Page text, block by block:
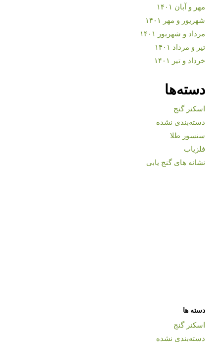
مهر و آبان ۱۴۰۱
شهریور و مهر ۱۴۰۱
مرداد و شهریور ۱۴۰۱
تیر و مرداد ۱۴۰۱
خرداد و تیر ۱۴۰۱
دسته‌ها
اسکنر گنج
دسته‌بندی نشده
سنسور طلا
فلزیاب
نشانه های گنج یابی
دسته ها
اسکنر گنج
دسته‌بندی نشده